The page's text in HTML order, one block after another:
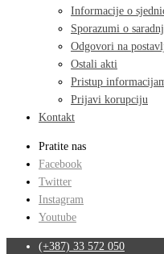
Informacije o
Sporazumi o
Odgovori na
Ostali akti
Pristup
Prijavi korupciju
Kontakt
Pratite nas
Facebook
Twitter
Instagram
Youtube
(+387) 33 572 050